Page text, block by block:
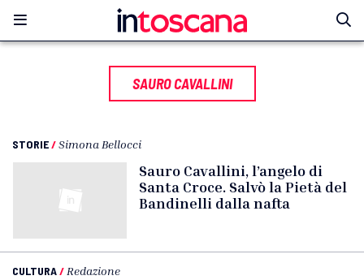
SAURO CAVALLINI
STORIE/Simona Bellocci
Sauro Cavallini, l’angelo di
Santa Croce. Salvò la Pietà del
Bandinelli dalla nafta
CULTURA/ Redazione